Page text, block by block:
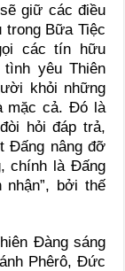
giữ các điều
trong Bữa Tiệc
các tín hữu
yêu Thiên
khỏi những
mặc cả. Đó là
hỏi đáp trả,
Đấng nâng đỡ
chính là Đấng
nhận”, bởi thế
Đàng sáng
Phêrô, Đức